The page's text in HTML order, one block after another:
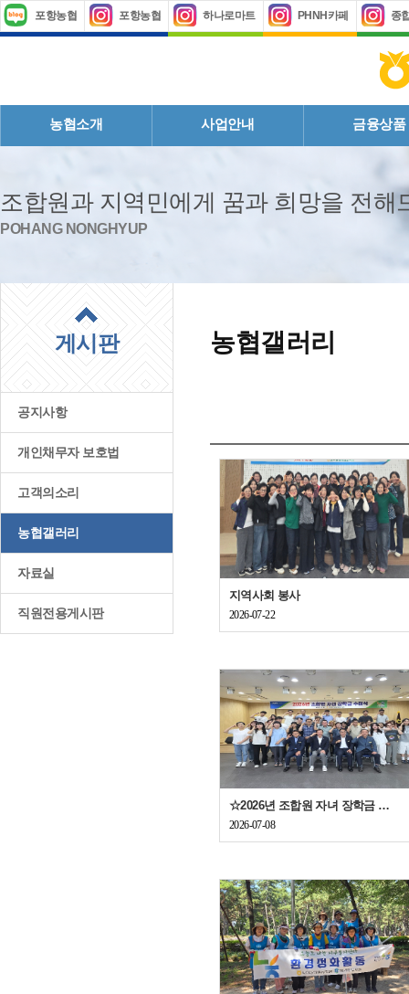
포항농협 포항농협 하나로마트 PHNH카페 종
농협소개 사업안내 금융상품
조합원과 지역민에게 꿈과 희망을 전해
POHANG NONGHYUP
게시판
공지사항
개인채무자 보호법
고객의소리
농협갤러리
자료실
직원전용게시판
농협갤러리
지역사회 봉사
2026-07-22
☆2026년 조합원 자녀 장학금 수여식 개최☆
2026-07-08